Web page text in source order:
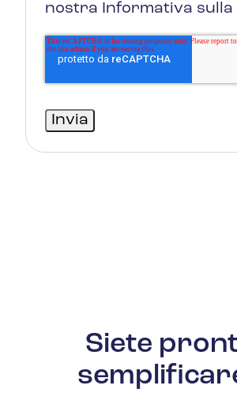
nostra Informativa sulla
Siete